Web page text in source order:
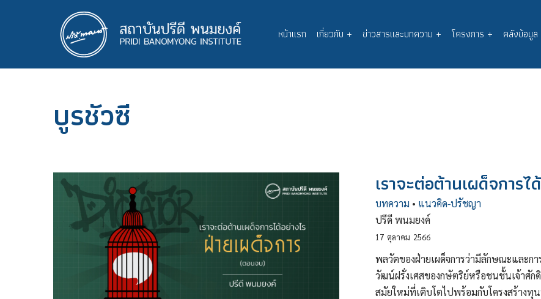
Main
navigation
หน้าแรก เกี่ยวกับ + ข่าวสารและบทความ + โครงการ + คลังข้อมูล
บูรชัวซี
เราจะต่อต้านเผด็จการ
บทความ • แนวคิด-ปรัชญา
ปรีดี พนมยงค์
17 ตุลาคม 2566
พลวัตของฝ่ายเผด็จการว่ามีลักษณะและก
วัฒน์ฝรั่งเศสของกษัตริย์หรือชนชั้นเจ้าศั
สมัยใหม่ที่เติบโตไปพร้อมกับโครงสร้าง